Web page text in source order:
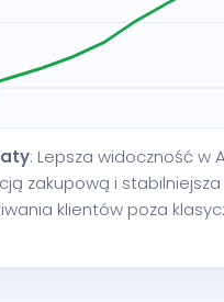
: Lepsza widoczność w
zakupową i
klientów poza